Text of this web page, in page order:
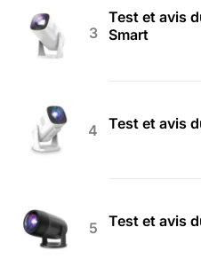
Test et avis
Smart
Test et avis
Test et avis